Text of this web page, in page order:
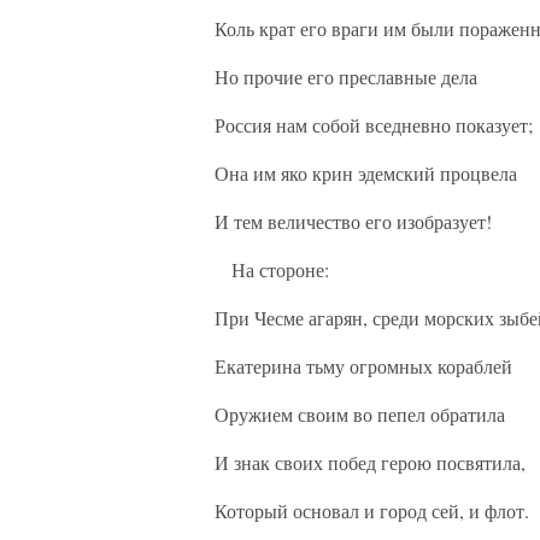
Коль крат его враги им были
Но прочие его преславные дела
Россия нам собой вседневно показует;
Она им яко крин эдемский процвела
И тем величество его изобразует!
На стороне:
При Чесме агарян, среди морских
Екатерина тьму огромных кораблей
Оружием своим во пепел обратила
И знак своих побед герою посвятила,
Который основал и город сей, и флот.